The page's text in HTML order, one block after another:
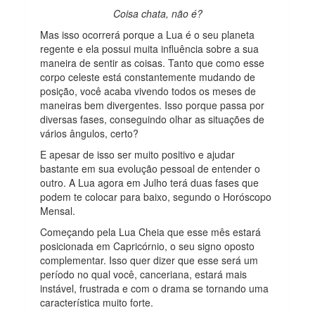
Coisa chata, não é?
Mas isso ocorrerá porque a Lua é o seu planeta
regente e ela possui muita influência sobre a sua
maneira de sentir as coisas. Tanto que como esse
corpo celeste está constantemente mudando de
posição, você acaba vivendo todos os meses de
maneiras bem divergentes. Isso porque passa por
diversas fases, conseguindo olhar as situações de
vários ângulos, certo?
E apesar de isso ser muito positivo e ajudar
bastante em sua evolução pessoal de entender o
outro. A Lua agora em Julho terá duas fases que
podem te colocar para baixo, segundo o Horóscopo
Mensal.
Começando pela Lua Cheia que esse mês estará
posicionada em Capricórnio, o seu signo oposto
complementar. Isso quer dizer que esse será um
período no qual você, canceriana, estará mais
instável, frustrada e com o drama se tornando uma
característica muito forte.